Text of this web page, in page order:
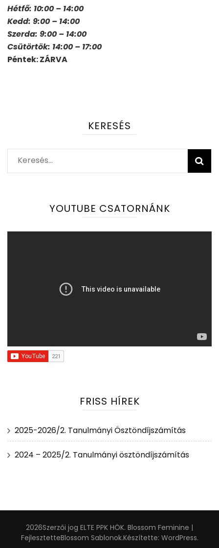
Hétfő: 10:00 – 14:00
Kedd: 9:00 – 14:00
Szerda: 9:00 – 14:00
Csütörtök: 14:00 – 17:00
Péntek: ZÁRVA
KERESÉS
Keresés:
YOUTUBE CSATORNÁNK
FRISS HÍREK
2025-2026/2. Tanulmányi Ösztöndíjszámítás
2024 – 2025/2. Tanulmányi ösztöndíjszámítás
2026Szerzői jog ELTE PPK HÖK. Blossom Feminine |
FejlesztetteBlossom Sablonok.Készítette: WordPress.